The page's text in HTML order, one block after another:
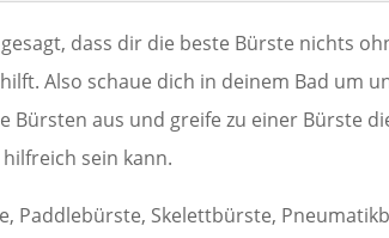
dass dir die beste Bürste nichts
Also schaue dich in deinem Bad um
Bürsten aus und greife zu einer Bürste
sein kann.
Paddlebürste, Skelettbürste,